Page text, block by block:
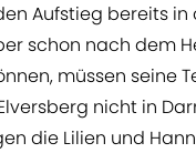
Aufstieg bereits
schon nach dem
müssen seine
nicht in
die Lilien und